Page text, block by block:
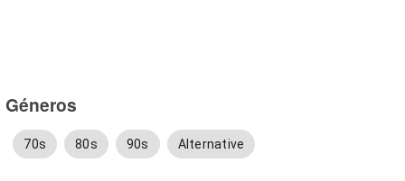
Géneros
70s 80s 90s Alternative